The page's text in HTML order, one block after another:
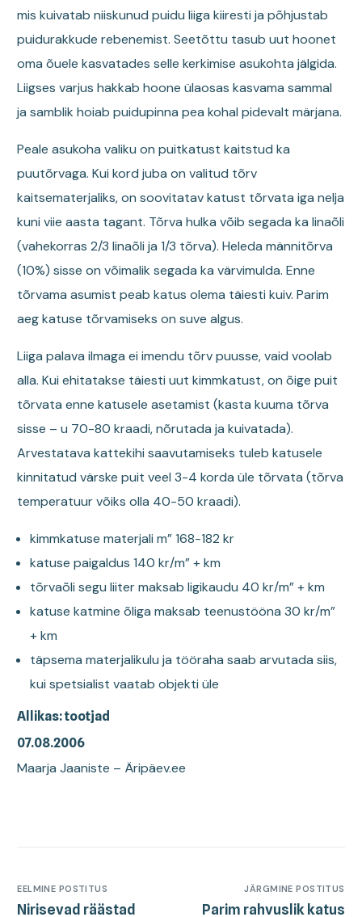
mis kuivatab niiskunud puidu liiga kiiresti ja põhjustab
puidurakkude rebenemist. Seetõttu tasub uut hoonet
oma õuele kasvatades selle kerkimise asukohta jälgida.
Liigses varjus hakkab hoone ülaosas kasvama sammal
ja samblik hoiab puidupinna pea kohal pidevalt märjana.
Peale asukoha valiku on puitkatust kaitstud ka
puutõrvaga. Kui kord juba on valitud tõrv
kaitsematerjaliks, on soovitatav katust tõrvata iga nelja
kuni viie aasta tagant. Tõrva hulka võib segada ka linaõli
(vahekorras 2/3 linaõli ja 1/3 tõrva). Heleda männitõrva
(10%) sisse on võimalik segada ka värvimulda. Enne
tõrvama asumist peab katus olema täiesti kuiv. Parim
aeg katuse tõrvamiseks on suve algus.
Liiga palava ilmaga ei imendu tõrv puusse, vaid voolab
alla. Kui ehitatakse täiesti uut kimmkatust, on õige puit
tõrvata enne katusele asetamist (kasta kuuma tõrva
sisse – u 70-80 kraadi, nõrutada ja kuivatada).
Arvestatava kattekihi saavutamiseks tuleb katusele
kinnitatud värske puit veel 3-4 korda üle tõrvata (tõrva
temperatuur võiks olla 40-50 kraadi).
kimmkatuse materjali m” 168-182 kr
katuse paigaldus 140 kr/m” + km
tõrvaõli segu liiter maksab ligikaudu 40 kr/m” + km
katuse katmine õliga maksab teenustööna 30 kr/m”
+ km
täpsema materjalikulu ja tööraha saab arvutada siis,
kui spetsialist vaatab objekti üle
Allikas: tootjad
07.08.2006
Maarja Jaaniste – Äripäev.ee
EELMINE POSTITUS
Nirisevad räästad
JÄRGMINE POSTITUS
Parim rahvuslik katus